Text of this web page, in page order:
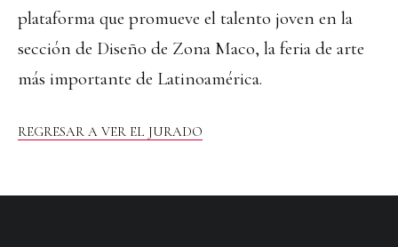
plataforma que promueve el talento joven en la
sección de Diseño de Zona Maco, la feria de arte
más importante de Latinoamérica.
REGRESAR A VER EL JURADO